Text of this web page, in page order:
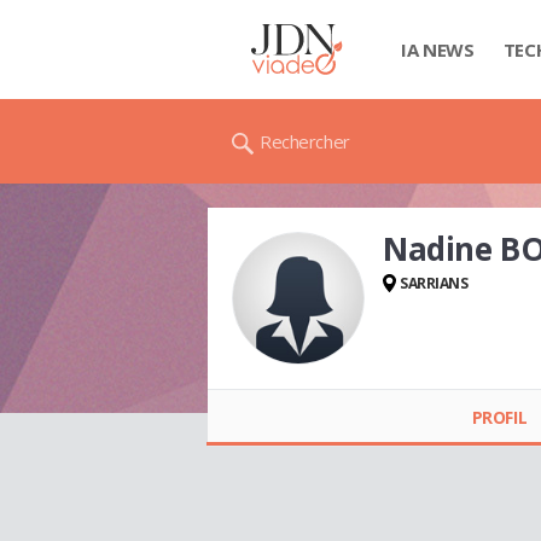
IA NEWS
Rechercher
Nadine
SARRIANS
PROFIL